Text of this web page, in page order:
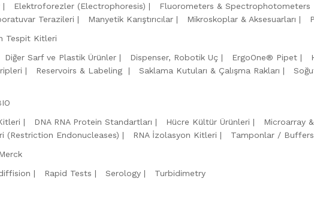
Elektroforezler (Electrophoresis) Fluorometers & Spectrophotometers
Terazileri Manyetik Karıştırıcılar Mikroskoplar & Aksesuarları
Tespit Kitleri
Diğer Sarf ve Plastik Ürünler Dispenser, Robotik Uç ErgoOne® Pipet
Reservoirs & Labeling Saklama Kutuları & Çalışma Rakları
DNA RNA Protein Standartları Hücre Kültür Ürünleri Microarray
(Restriction Endonucleases) RNA İzolasyon Kitleri
Tamponlar / Buffers
Rapid Tests Serology Turbidimetry